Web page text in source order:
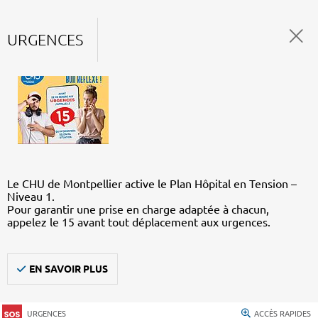
URGENCES
Le CHU de Montpellier active le Plan Hôpital en Tension –
Niveau 1.
Pour garantir une prise en charge adaptée à chacun,
appelez le 15 avant tout déplacement aux urgences.
EN SAVOIR PLUS
URGENCES ACCÈS RAPIDES